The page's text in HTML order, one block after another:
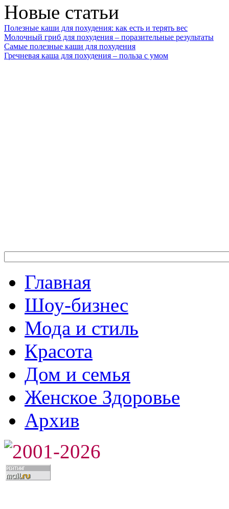
Новые статьи
Полезные каши для похудения: как есть и терять вес
Молочный гриб для похудения – поразительные результаты
Самые полезные каши для похудения
Гречневая каша для похудения – польза с умом
Главная
Шоу-бизнес
Мода и стиль
Красота
Дом и семья
Женское Здоровье
Архив
2001-2026